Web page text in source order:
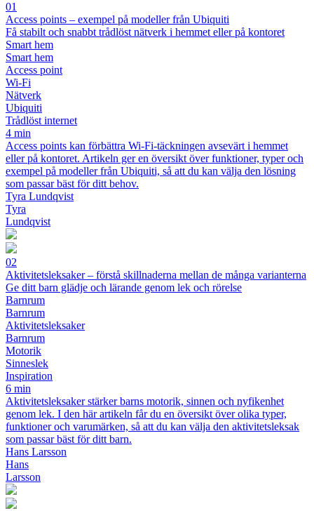
01
Access points – exempel på modeller från Ubiquiti
Få stabilt och snabbt trådlöst nätverk i hemmet eller på kontoret
Smart hem
Smart hem
Access point
Wi-Fi
Nätverk
Ubiquiti
Trådlöst internet
4 min
Access points kan förbättra Wi-Fi-täckningen avsevärt i hemmet
eller på kontoret. Artikeln ger en översikt över funktioner, typer och
exempel på modeller från Ubiquiti, så att du kan välja den lösning
som passar bäst för ditt behov.
Tyra Lundqvist
Tyra
Lundqvist
02
Aktivitetsleksaker – förstå skillnaderna mellan de många varianterna
Ge ditt barn glädje och lärande genom lek och rörelse
Barnrum
Barnrum
Aktivitetsleksaker
Barnrum
Motorik
Sinneslek
Inspiration
6 min
Aktivitetsleksaker stärker barns motorik, sinnen och nyfikenhet
genom lek. I den här artikeln får du en översikt över olika typer,
funktioner och varumärken, så att du kan välja den aktivitetsleksak
som passar bäst för ditt barn.
Hans Larsson
Hans
Larsson